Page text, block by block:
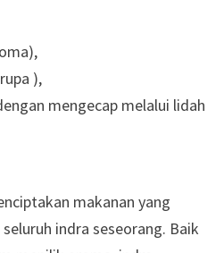
),
mengecap melalui lidah
makanan yang
indra seseorang. Baik